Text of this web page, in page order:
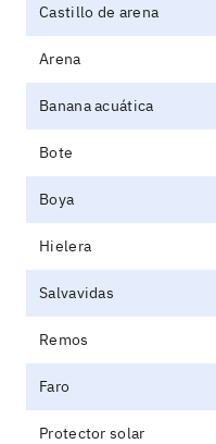
Castillo de arena
Arena
Banana acuática
Bote
Boya
Hielera
Salvavidas
Remos
Faro
Protector solar